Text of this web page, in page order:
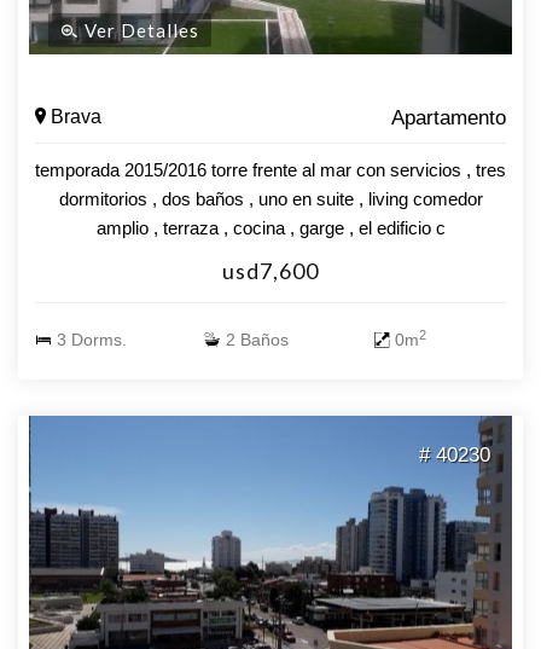
Ver Detalles
Brava Apartamento
temporada 2015/2016 torre frente al mar con servicios , tres
dormitorios , dos baños , uno en suite , living comedor
amplio , terraza , cocina , garge , el edificio c
usd7,600
3 Dorms. 2 Baños 0m2
# 40230